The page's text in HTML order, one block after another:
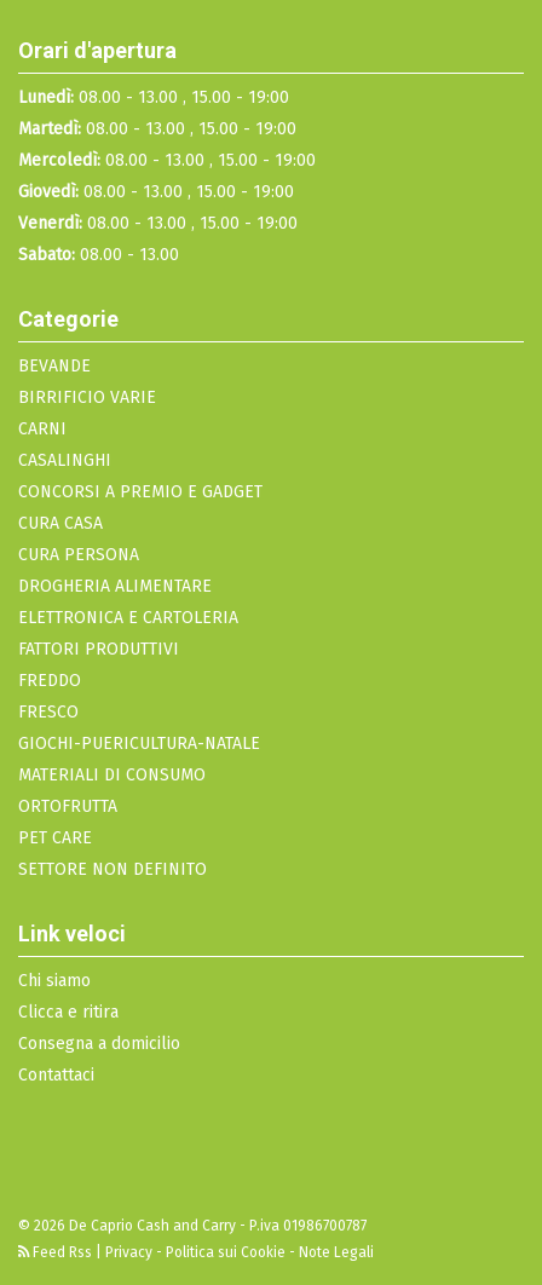
Orari d'apertura
Lunedì: 08.00 - 13.00 , 15.00 - 19:00
Martedì: 08.00 - 13.00 , 15.00 - 19:00
Mercoledì: 08.00 - 13.00 , 15.00 - 19:00
Giovedì: 08.00 - 13.00 , 15.00 - 19:00
Venerdì: 08.00 - 13.00 , 15.00 - 19:00
Sabato: 08.00 - 13.00
Categorie
BEVANDE
BIRRIFICIO VARIE
CARNI
CASALINGHI
CONCORSI A PREMIO E GADGET
CURA CASA
CURA PERSONA
DROGHERIA ALIMENTARE
ELETTRONICA E CARTOLERIA
FATTORI PRODUTTIVI
FREDDO
FRESCO
GIOCHI-PUERICULTURA-NATALE
MATERIALI DI CONSUMO
ORTOFRUTTA
PET CARE
SETTORE NON DEFINITO
Link veloci
Chi siamo
Clicca e ritira
Consegna a domicilio
Contattaci
© 2026 De Caprio Cash and Carry - P.iva 01986700787
Feed Rss
Privacy - Politica sui Cookie - Note Legali